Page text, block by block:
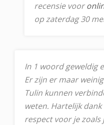
recensie voor
op zaterdag 30
In 1 woord geweldig
Er zijn er maar
Tulin kunnen
weten. Hartelijk dank
respect voor je zoals